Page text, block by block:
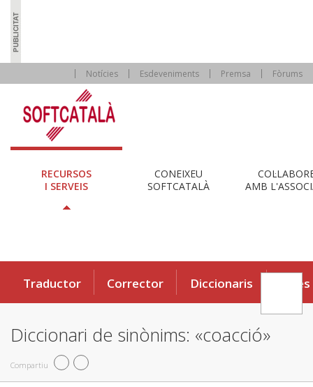
Notícies Esdeveniments Premsa Fòrums
RECURSOS
I SERVEIS
CONEIXEU
SOFTCATALÀ
AMB
Traductor Corrector Diccionaris Eines
Diccionari de sinònims: «coacció»
Compartiu